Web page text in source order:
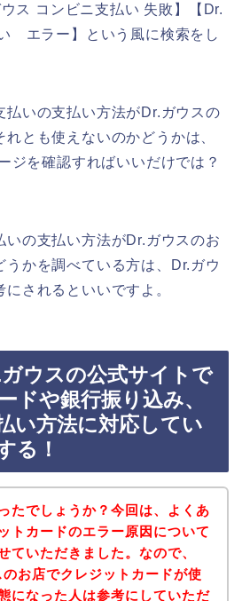
ス コンビニ支払い 失敗】【Dr.
エラー】という風に検索をし
払いの支払い方法がDr.ガウスの
とも使えないのかどうかは、
ジを確認すればいいだけでは？
いの支払い方法がDr.ガウスのお
うかを調べている方は、Dr.ガウ
されるといいですよ。
ガウスの公式サイトで
ドや銀行振り込み、
い方法に対応してい
る！
たでしょうか？今回は、よくあ
トカードのエラー原因について
ていただきました。なので、
お店でクレジットカードが使
になった人は参考にしていただ